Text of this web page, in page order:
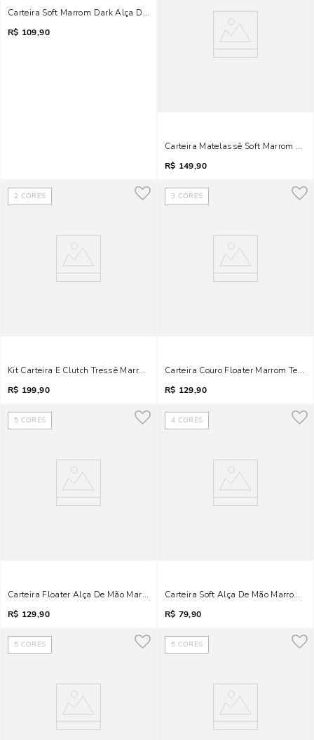
Carteira Soft Marrom Dark Alça De Mão
R$ 109,90
Carteira Matelassê Soft Marrom
R$ 149,90
2 CORES
Kit Carteira E Clutch Tressê Marrom Safari
R$ 199,90
3 CORES
Carteira Couro Floater Marrom
R$ 129,90
5 CORES
Carteira Floater Alça De Mão Marrom Terracota
R$ 129,90
4 CORES
Carteira Soft Alça De Mão Marrom
R$ 79,90
5 CORES 5 CORES